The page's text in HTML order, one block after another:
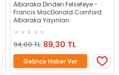
Albaraka Dinden Felsefeye -
Francis MacDonald Cornford
Albaraka Yayınları
94,00 TL 89,30 TL
Gelince Haber Ver